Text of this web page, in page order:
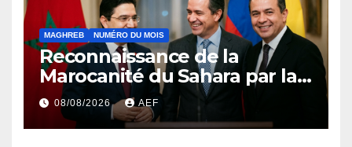
MAGHREB NUMÉRO DU MOIS
Reconnaissance de la
Marocanité du Sahara par la
Colombie ou l’effet domino
de la résolution 2797 du
conseil de sécurité
08/08/2026 AEF